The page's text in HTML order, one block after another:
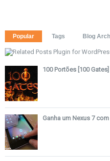
Popular Tags Blog
100 Portões [100 Gates]
Ganha um Nexus 7